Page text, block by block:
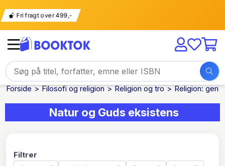
Fri fragt over 499,-
Forside Filosofi og religion Religion og tro Religion:
Natur og Guds eksistens
Filtrer